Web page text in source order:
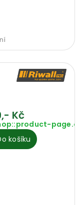
Kč
košíku